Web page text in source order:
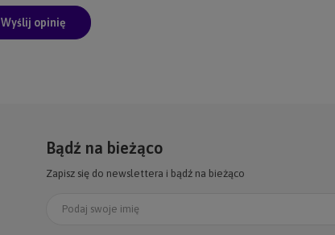
Wyślij opinię
Bądź na bieżąco
Zapisz się do newslettera i bądź na bieżąco
Podaj swoje imię